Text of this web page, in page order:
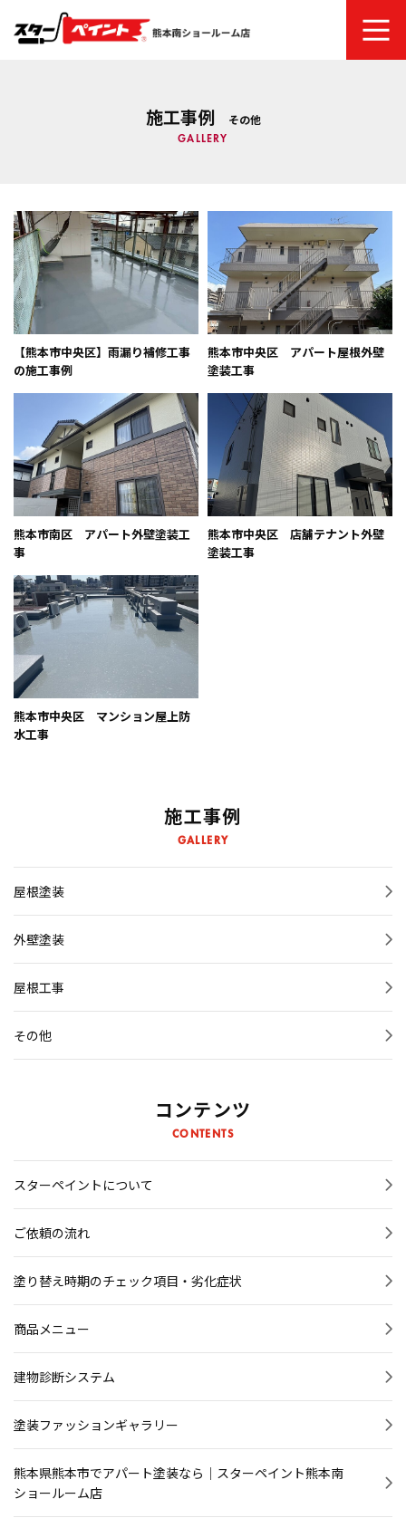
スターペイントについて
塗り替え時期のチェック項目・劣化症状
商品メニュー
建物診断システム
塗装ファッションギャラリー
熊本県熊本市でアパート塗装なら｜スターペイント熊本南シ
ョールーム店
熊本県熊本市で工場・倉庫・店舗塗装なら｜スターペイント
熊本南ショールーム店
熊本県熊本市で防水工事なら｜スターペイント熊本南ショー
ルーム店
熊本県熊本市で屋根工事なら｜スターペイント熊本南ショー
ルーム店
熊本県熊本市で雨漏り修理なら｜スターペイント熊本南ショ
ールーム店
よくあるご質問
スタッフ紹介
会社概要
プライバシーポリシー
お知らせ
ブログ＆コラム
施工事例 その他
GALLERY
【熊本市中央区】雨漏り補修工事
の施工事例
熊本市中央区 アパート屋根外壁
塗装工事
熊本市南区 アパート外壁塗装工
事
熊本市中央区 店舗テナント外壁
塗装工事
熊本市中央区 マンション屋上防
水工事
施工事例
GALLERY
屋根塗装
外壁塗装
屋根工事
その他
コンテンツ
CONTENTS
スターペイントについて
ご依頼の流れ
塗り替え時期のチェック項目・劣化症状
商品メニュー
建物診断システム
塗装ファッションギャラリー
熊本県熊本市でアパート塗装なら｜スターペイント熊本南
ショールーム店